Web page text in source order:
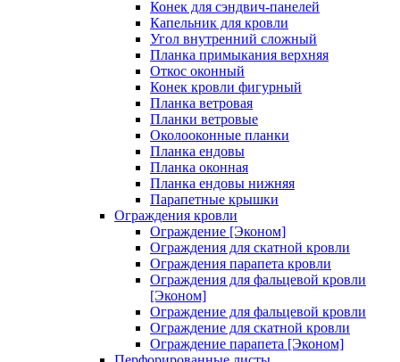
Конек для сэндвич-панелей
Капельник для кровли
Угол внутренний сложный
Планка примыкания верхняя
Откос оконный
Конек кровли фигурный
Планка ветровая
Планки ветровые
Околооконные планки
Планка ендовы
Планка оконная
Планка ендовы нижняя
Парапетные крышки
Ограждения кровли
Ограждение [Эконом]
Ограждения для скатной кровли
Ограждения парапета кровли
Ограждения для фальцевой кровли
[Эконом]
Ограждение для фальцевой кровли
Ограждение для скатной кровли
Ограждение парапета [Эконом]